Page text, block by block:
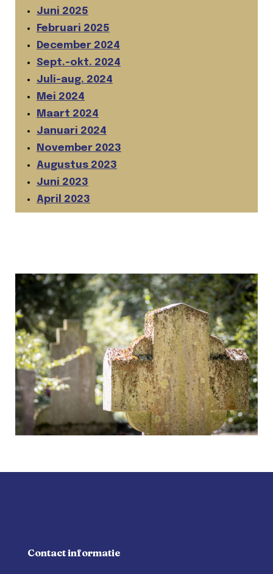
Juni 2025
Februari 2025
December 2024
Sept.-okt. 2024
Juli-aug. 2024
Mei 2024
Maart 2024
Januari 2024
November 2023
Augustus 2023
Juni 2023
April 2023
Contact informatie